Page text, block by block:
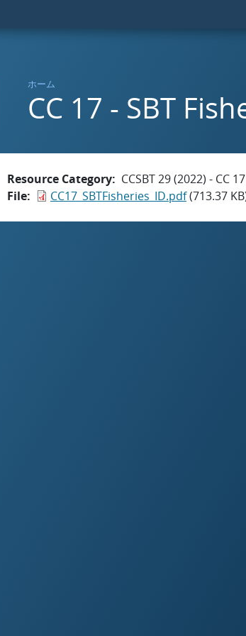
ホーム
CC 17 - SBT
Resource Category
CCSBT 29 (2022) - CC 17
File
CC17_SBTFisheries_ID.pdf(713.37